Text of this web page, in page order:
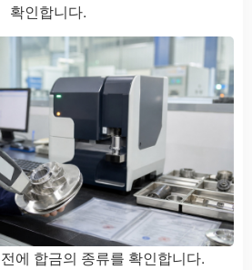
확인합니다.
에 합금의 종류를 확인합니다.